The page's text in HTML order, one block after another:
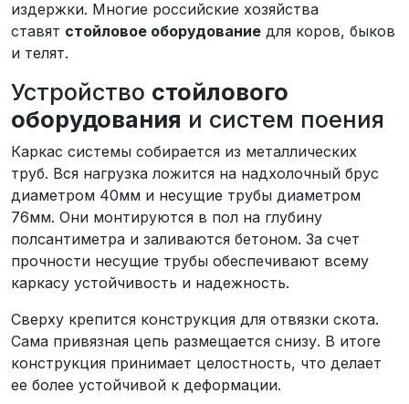
издержки. Многие российские хозяйства
ставят стойловое оборудование для коров, быков
и телят.
Устройство стойлового
оборудования и систем поения
Каркас системы собирается из металлических
труб. Вся нагрузка ложится на надхолочный брус
диаметром 40мм и несущие трубы диаметром
76мм. Они монтируются в пол на глубину
полсантиметра и заливаются бетоном. За счет
прочности несущие трубы обеспечивают всему
каркасу устойчивость и надежность.
Сверху крепится конструкция для отвязки скота.
Сама привязная цепь размещается снизу. В итоге
конструкция принимает целостность, что делает
ее более устойчивой к деформации.